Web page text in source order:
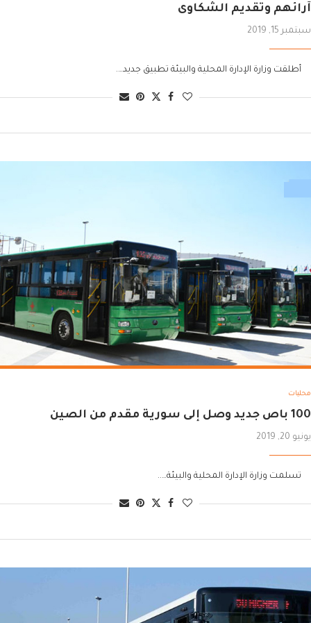
آرائهم وتقديم الشكاوى
سبتمبر 15, 2019
أطلقت وزارة الإدارة المحلية والبيئة تطبيق جديد….
محليات
100 باص جديد وصل إلى سورية مقدم من الصين
يونيو 20, 2019
تسلمت وزارة الإدارة المحلية والبيئة…..